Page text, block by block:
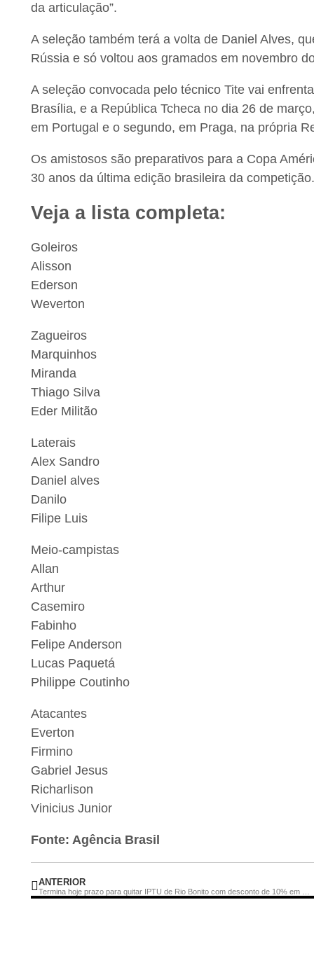
da articulação”.
A seleção também terá a volta de Daniel Alves,
Rússia e só voltou aos gramados em novembro
A seleção convocada pelo técnico Tite vai
Brasília, e a República Tcheca no dia 26 de
em Portugal e o segundo, em Praga, na própria
Os amistosos são preparativos para a Copa
30 anos da última edição brasileira da competição.
Veja a lista completa:
Goleiros
Alisson
Ederson
Weverton
Zagueiros
Marquinhos
Miranda
Thiago Silva
Eder Militão
Laterais
Alex Sandro
Daniel alves
Danilo
Filipe Luis
Meio-campistas
Allan
Arthur
Casemiro
Fabinho
Felipe Anderson
Lucas Paquetá
Philippe Coutinho
Atacantes
Everton
Firmino
Gabriel Jesus
Richarlison
Vinicius Junior
Fonte: Agência Brasil
ANTERIOR